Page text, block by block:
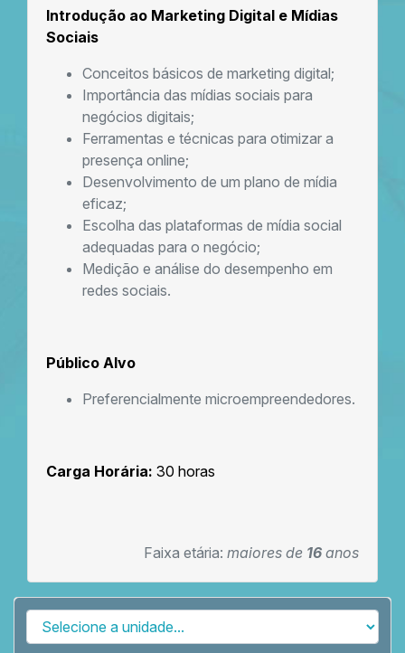
Introdução ao Marketing Digital e Mídias
Sociais
Conceitos básicos de marketing digital;
Importância das mídias sociais para
negócios digitais;
Ferramentas e técnicas para otimizar a
presença online;
Desenvolvimento de um plano de mídia
eficaz;
Escolha das plataformas de mídia social
adequadas para o negócio;
Medição e análise do desempenho em
redes sociais.
Público Alvo
Preferencialmente microempreendedores.
Carga Horária: 30 horas
Faixa etária: maiores de 16 anos